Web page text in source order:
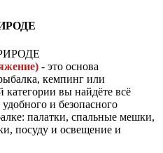
- это основа
кемпинг или
вы найдёте всё
и безопасного
палатки, спальные мешки,
посуду и освещение и